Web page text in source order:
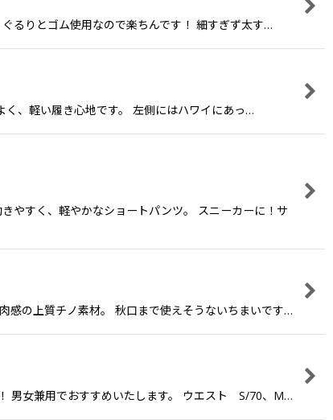
るりとゴム使用なので楽ちんです！ 細すぎず太す…
く、軽い履き心地です。 左側にはハワイにあっ…
やすく、軽やかなショートパンツ。 スニーカーに！サ
の上質チノ素材。 秋口まで使えそうないちまいです…
男女兼用でおすすめいたします。 ウエスト S/70、M…